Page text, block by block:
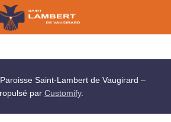
Saint-Lambert de Vaugirard –
par Customify.